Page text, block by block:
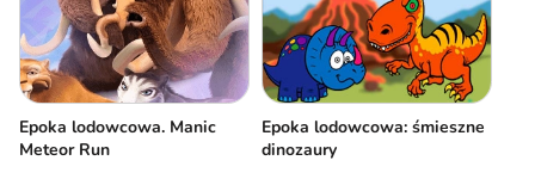
Epoka lodowcowa. Manic
Meteor Run
Epoka lodowcowa: śmieszne
dinozaury